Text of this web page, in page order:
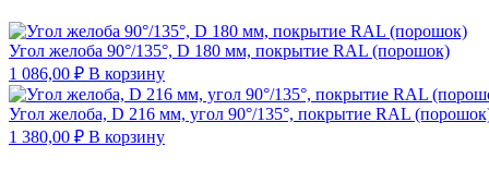
Угол желоба 90°/135°, D 180 мм, покрытие RAL (порошок)
1 086,00 ₽ В корзину
Угол желоба, D 216 мм, угол 90°/135°, покрытие RAL
1 380,00 ₽ В корзину